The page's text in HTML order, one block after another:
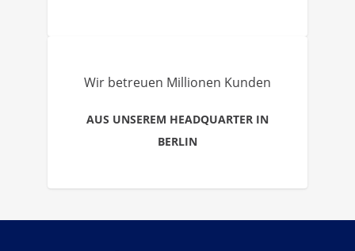
Wir betreuen Millionen Kunden
AUS UNSEREM HEADQUARTER IN
BERLIN